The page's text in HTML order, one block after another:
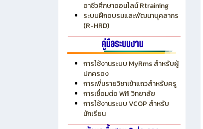
อาชีวศึกษาออนไลน์ Rtraining
ระบบฝึกอบรมและพัฒนาบุคลากร
(R-HRD)
การใช้งานระบบ MyRms สำหรับผู้
ปกครอง
การเพิ่มรายวิชาเข้าแถวสำหรับครู
การเชื่อมต่อ Wifi วิทยาลัย
การใช้งานระบบ VCOP สำหรับ
นักเรียน